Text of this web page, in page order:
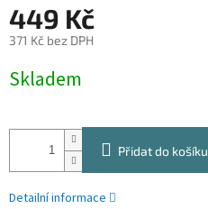
449 Kč
371 Kč bez DPH
cena:
Skladem
Přidat do košíku
Detailní informace